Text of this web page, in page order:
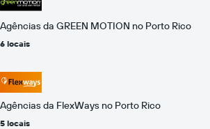
Agências da GREEN MOTION no Porto Rico
6 locais
Agências da FlexWays no Porto Rico
5 locais